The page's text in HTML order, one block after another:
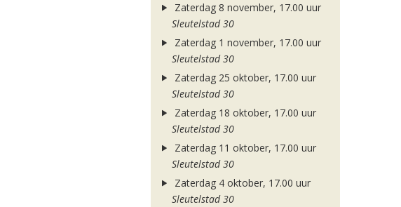
Zaterdag 8 november, 17.00 uur
Sleutelstad 30
Zaterdag 1 november, 17.00 uur
Sleutelstad 30
Zaterdag 25 oktober, 17.00 uur
Sleutelstad 30
Zaterdag 18 oktober, 17.00 uur
Sleutelstad 30
Zaterdag 11 oktober, 17.00 uur
Sleutelstad 30
Zaterdag 4 oktober, 17.00 uur
Sleutelstad 30